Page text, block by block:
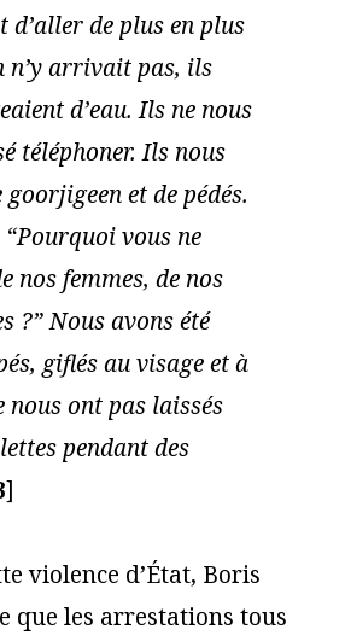
d’aller de plus en plus
n’y arrivait pas, ils
d’eau. Ils ne nous
téléphoner. Ils nous
et de pédés.
vous ne
nos femmes, de nos
?” Nous avons été
giflés au visage et à
nous ont pas laissés
pendant des
]
violence d’État, Boris
que les arrestations tous